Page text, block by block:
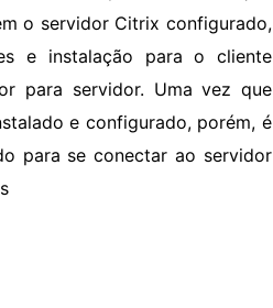
o servidor Citrix configurado,
e instalação para o cliente
para servidor. Uma vez que
e configurado, porém, é
para se conectar ao servidor